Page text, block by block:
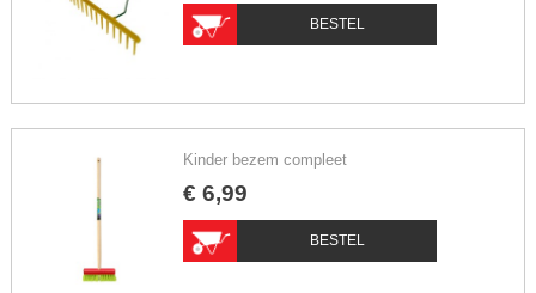
BESTEL
Kinder bezem compleet
€ 6,99
BESTEL